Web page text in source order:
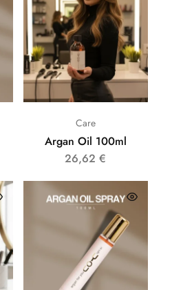
Care
Argan Oil 100ml
26,62€